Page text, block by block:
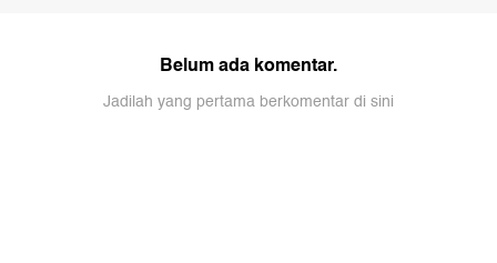
Belum ada komentar.
Jadilah yang pertama berkomentar di sini